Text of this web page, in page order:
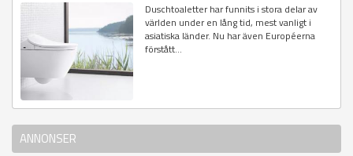
Duschtoaletter har funnits i stora delar av
världen under en lång tid, mest vanligt i
asiatiska länder. Nu har även Européerna
förstått...
ANNONSER